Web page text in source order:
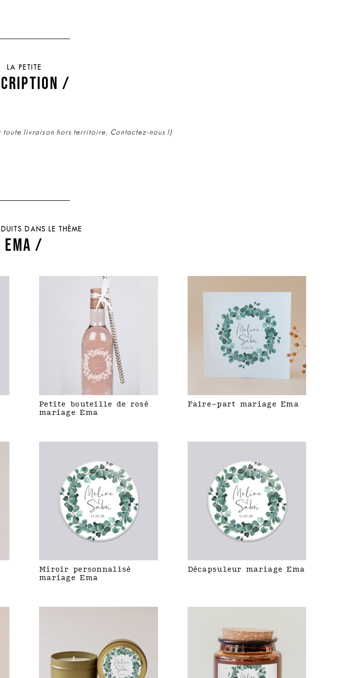
LA PETITE
/
toute livraison hors territoire, Contactez-nous !)
DANS LE THÈME
EMA /
Petite bouteille de rosé
mariage Ema
Faire-part mariage Ema
Miroir personnalisé
mariage Ema
Décapsuleur mariage Ema